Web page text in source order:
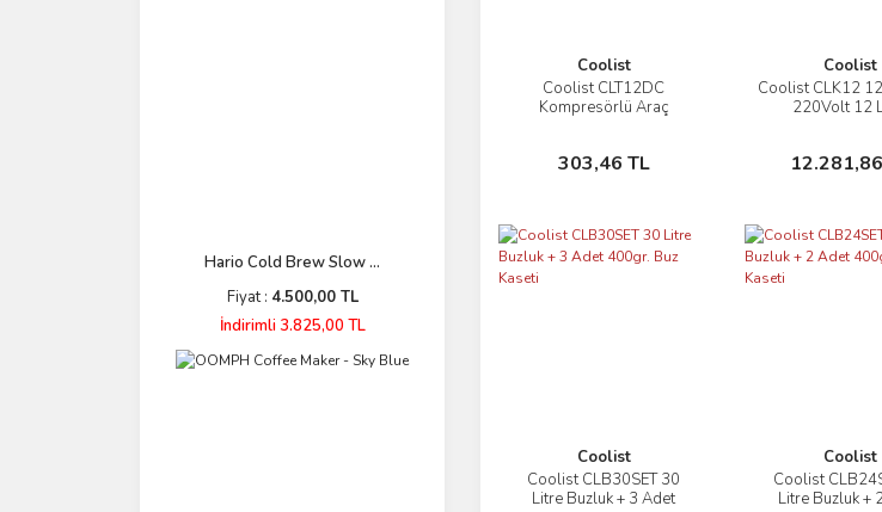
Hario Cold Brew Slow ...
Fiyat : 4.500,00 TL
İndirimli 3.825,00 TL
Coolist
Coolist CLT12DC
Kompresörlü Araç
Kablosu
303,46 TL
İncele
Sepete Ekle
Coolist
Coolist CLK12
220Volt 12
Sepete
Coolist
Coolist CLB30SET 30
Litre Buzluk + 3 Adet
İncele
Coolist
Coolist
Litre Buzluk +